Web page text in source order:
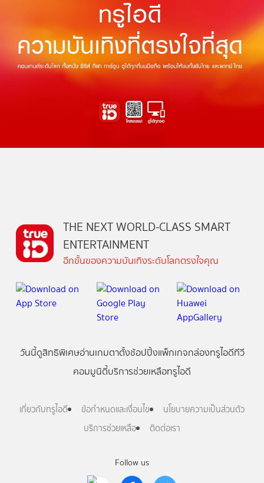
Follow us
THE NEXT WORLD-CLASS SMART
ENTERTAINMENT
อีกขั้นของความบันเทิงระดับโลกตรงใจคุณ
วันนี้ดูสิทธิพิเศษอ่านเกมตาตั้งช้อปปิ้งแพ็กเกจกล่องทรูไอดีทีวี
คอมมูนิตี้บริการช่วยเหลือทรูไอดี
เกี่ยวกับทรูไอดี ข้อกำหนดและเงื่อนไข
นโยบายความเป็นส่วนตัว
บริการช่วยเหลือ
ติดต่อเรา